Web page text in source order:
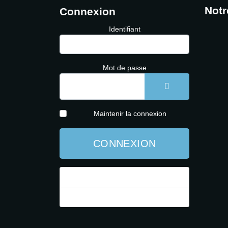
Connexion
Identifiant
Mot de passe
AFFICHER LE
Maintenir la connexion
CONNEXION